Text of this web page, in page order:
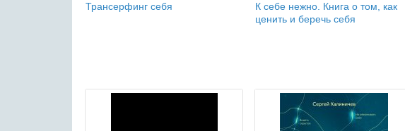
Трансерфинг себя
К себе нежно. Книга о том, как
ценить и беречь себя